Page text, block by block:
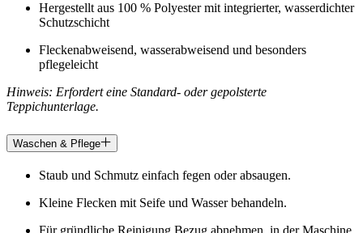
Hergestellt aus 100 % Polyester mit integrierter, wasserdichter
Schutzschicht
Fleckenabweisend, wasserabweisend und besonders
pflegeleicht
Hinweis: Erfordert eine Standard- oder gepolsterte
Teppichunterlage.
Waschen & Pflege
Staub und Schmutz einfach fegen oder absaugen.
Kleine Flecken mit Seife und Wasser behandeln.
Für gründliche Reinigung Bezug abnehmen, in der Maschine